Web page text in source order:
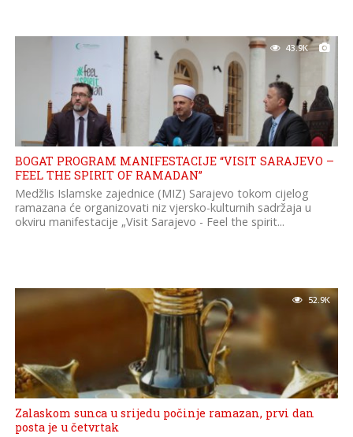
43.9K
BOGAT PROGRAM MANIFESTACIJE “VISIT SARAJEVO –
FEEL THE SPIRIT OF RAMADAN”
Medžlis Islamske zajednice (MIZ) Sarajevo tokom cijelog
ramazana će organizovati niz vjersko-kulturnih sadržaja u
okviru manifestacije „Visit Sarajevo - Feel the spirit...
52.9K
Zalaskom sunca u srijedu počinje ramazan, prvi dan
posta je u četvrtak